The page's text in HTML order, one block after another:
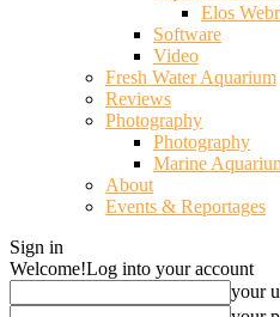
Elos
Software
Video
Fresh Water Aquarium
Reviews
Photography
Photography
Marine
About
Events & Reportages
Sign in
Welcome!Log into your account
your